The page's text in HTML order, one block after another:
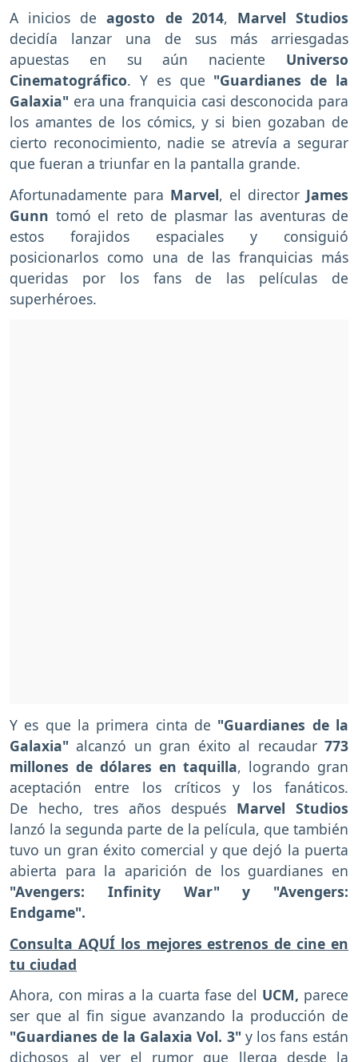
A inicios deagosto de 2014, Marvel Studios
decidía lanzar una de sus más arriesgadas
apuestas en su aún naciente Universo
Cinematográfico. Y es que "Guardianes de la
Galaxia" era una franquicia casi desconocida para
los amantes de los cómics, y si bien gozaban de
cierto reconocimiento, nadie se atrevía a segurar
que fueran a triunfar en la pantalla grande.
Afortunadamente para Marvel, el director James
Gunn tomó el reto de plasmar las aventuras de
estos forajidos espaciales y consiguió
posicionarlos como una de las franquicias más
queridas por los fans de las películas de
superhéroes.
Y es que la primera cinta de "Guardianes de la
Galaxia" alcanzó un gran éxito al recaudar 773
millones de dólares en taquilla, logrando gran
aceptación entre los críticos y los fanáticos.
De hecho, tres años después Marvel Studios
lanzó la segunda parte de la película, que también
tuvo un gran éxito comercial y que dejó la puerta
abierta para la aparición de los guardianes en
"Avengers: Infinity War" y "Avengers:
Endgame".
Consulta AQUÍ los mejores estrenos de cine en
tu ciudad
Ahora, con miras a la cuarta fase del UCM, parece
ser que al fin sigue avanzando la producción de
"Guardianes de la Galaxia Vol. 3" y los fans están
dichosos al ver el rumor que llerga desde la